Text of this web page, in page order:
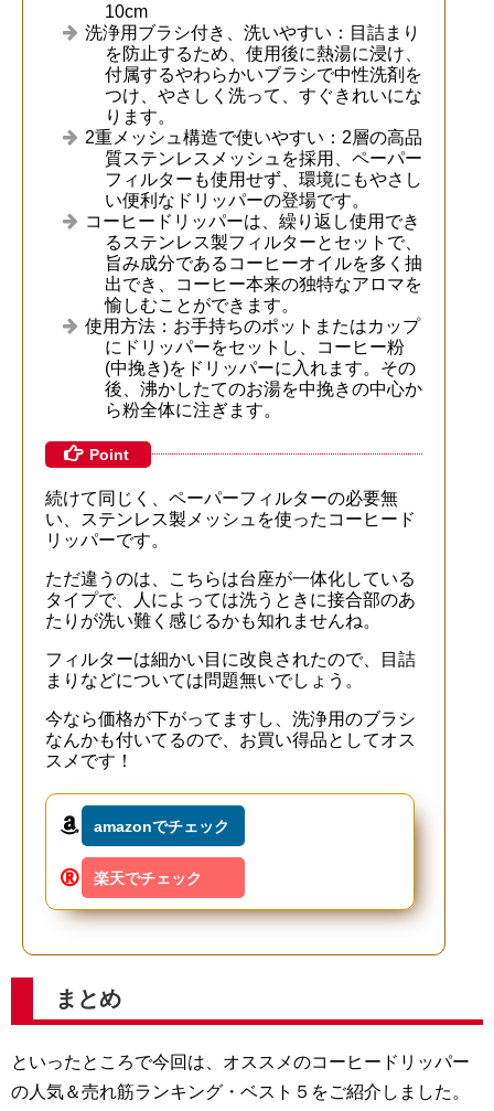
10cm
洗浄用ブラシ付き、洗いやすい：目詰まり
を防止するため、使用後に熱湯に浸け、
付属するやわらかいブラシで中性洗剤を
つけ、やさしく洗って、すぐきれいにな
ります。
2重メッシュ構造で使いやすい：2層の高品
質ステンレスメッシュを採用、ペーパー
フィルターも使用せず、環境にもやさし
い便利なドリッパーの登場です。
コーヒードリッパーは、繰り返し使用でき
るステンレス製フィルターとセットで、
旨み成分であるコーヒーオイルを多く抽
出でき、コーヒー本来の独特なアロマを
愉しむことができます。
使用方法：お手持ちのポットまたはカップ
にドリッパーをセットし、コーヒー粉
(中挽き)をドリッパーに入れます。その
後、沸かしたてのお湯を中挽きの中心か
ら粉全体に注ぎます。
Point
続けて同じく、ペーパーフィルターの必要無
い、ステンレス製メッシュを使ったコーヒード
リッパーです。
ただ違うのは、こちらは台座が一体化している
タイプで、人によっては洗うときに接合部のあ
たりが洗い難く感じるかも知れませんね。
フィルターは細かい目に改良されたので、目詰
まりなどについては問題無いでしょう。
今なら価格が下がってますし、洗浄用のブラシ
なんかも付いてるので、お買い得品としてオス
スメです！
amazonでチェック
楽天でチェック
まとめ
といったところで今回は、オススメのコーヒードリッパー
の人気＆売れ筋ランキング・ベスト５をご紹介しました。